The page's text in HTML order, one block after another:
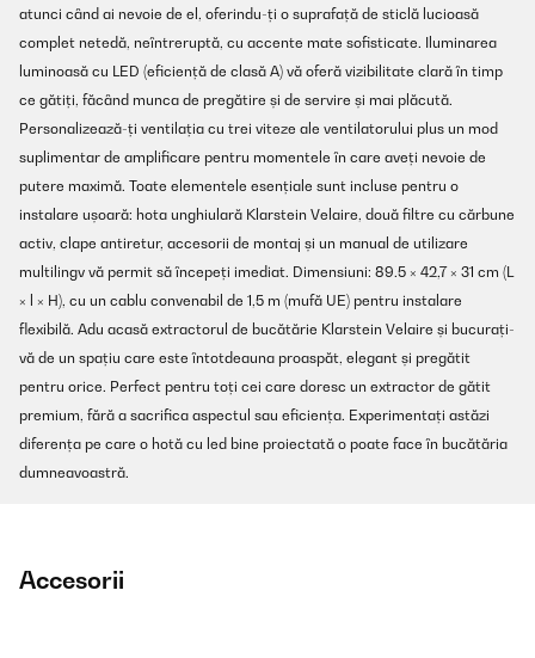
atunci când ai nevoie de el, oferindu-ți o suprafață de sticlă lucioasă
complet netedă, neîntreruptă, cu accente mate sofisticate. Iluminarea
luminoasă cu LED (eficiență de clasă A) vă oferă vizibilitate clară în timp
ce gătiți, făcând munca de pregătire și de servire și mai plăcută.
Personalizează-ți ventilația cu trei viteze ale ventilatorului plus un mod
suplimentar de amplificare pentru momentele în care aveți nevoie de
putere maximă. Toate elementele esențiale sunt incluse pentru o
instalare ușoară: hota unghiulară Klarstein Velaire, două filtre cu cărbune
activ, clape antiretur, accesorii de montaj și un manual de utilizare
multilingv vă permit să începeți imediat. Dimensiuni: 89.5 × 42,7 × 31 cm (L
× l × H), cu un cablu convenabil de 1,5 m (mufă UE) pentru instalare
flexibilă. Adu acasă extractorul de bucătărie Klarstein Velaire și bucurați-
vă de un spațiu care este întotdeauna proaspăt, elegant și pregătit
pentru orice. Perfect pentru toți cei care doresc un extractor de gătit
premium, fără a sacrifica aspectul sau eficiența. Experimentați astăzi
diferența pe care o hotă cu led bine proiectată o poate face în bucătăria
dumneavoastră.
Accesorii